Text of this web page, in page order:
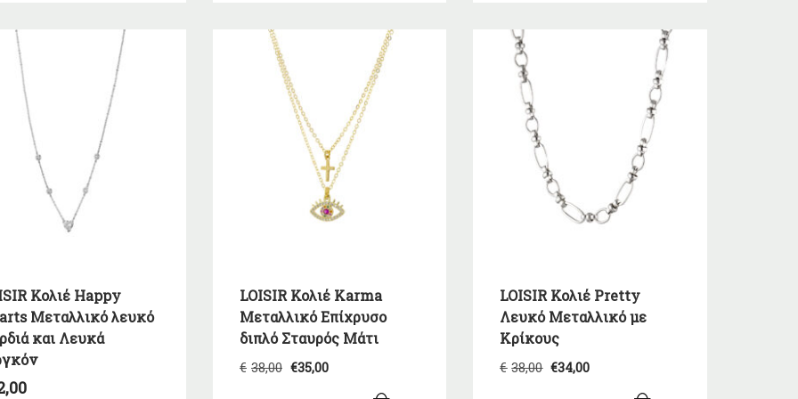
Κολιέ Happy
Μεταλλικό λευκό
και Λευκά
LOISIR Κολιέ Karma
Μεταλλικό Επίχρυσo
διπλό Σταυρός Μάτι
€ 38,00 Original
€35,00Η
LOISIR Κολιέ Pretty
Λευκό Μεταλλικό με
Κρίκους
€ 38,00 Original
€34,00Η